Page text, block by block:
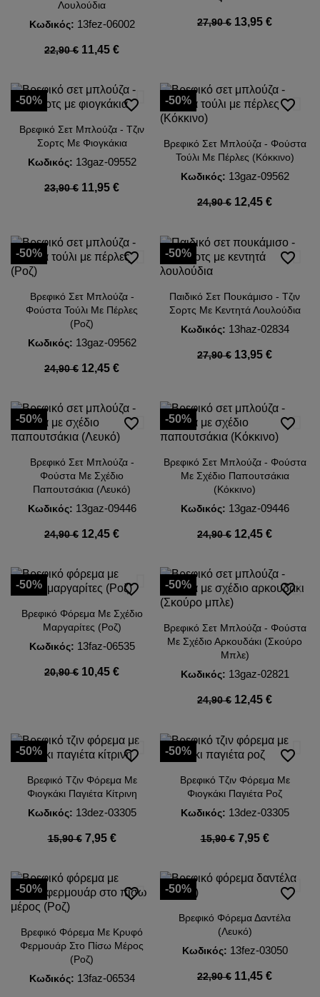
Λουλούδια
Κωδικός: 13fez-06002
22,90 € 11,45 €
27,90 € 13,95 €
Βρεφικό Σετ Μπλούζα - Τζιν
Σορτς Με Φιογκάκια
Κωδικός: 13gaz-09552
23,90 € 11,95 €
-50% favorite_border
Βρεφικό Σετ Μπλούζα - Φούστα
Τούλι Με Πέρλες (Κόκκινο)
Κωδικός: 13gaz-09562
24,90 € 12,45 €
-50% favorite_border
Βρεφικό Σετ Μπλούζα -
Φούστα Τούλι Με Πέρλες
(Ροζ)
Κωδικός: 13gaz-09562
24,90 € 12,45 €
-50% favorite_border
Παιδικό Σετ Πουκάμισο - Τζιν
Σορτς Με Κεντητά Λουλούδια
Κωδικός: 13haz-02834
27,90 € 13,95 €
-50% favorite_border
Βρεφικό Σετ Μπλούζα -
Φούστα Με Σχέδιο
Παπουτσάκια (Λευκό)
Κωδικός: 13gaz-09446
24,90 € 12,45 €
-50% favorite_border
Βρεφικό Σετ Μπλούζα - Φούστα
Με Σχέδιο Παπουτσάκια
(Κόκκινο)
Κωδικός: 13gaz-09446
24,90 € 12,45 €
-50% favorite_border
Βρεφικό Φόρεμα Με Σχέδιο
Μαργαρίτες (Ροζ)
Κωδικός: 13faz-06535
20,90 € 10,45 €
-50% favorite_border
Βρεφικό Σετ Μπλούζα - Φούστα
Με Σχέδιο Αρκουδάκι (Σκούρο
Μπλε)
Κωδικός: 13gaz-02821
24,90 € 12,45 €
-50% favorite_border
Βρεφικό Τζιν Φόρεμα Με
Φιογκάκι Παγιέτα Κίτρινη
Κωδικός: 13dez-03305
15,90 € 7,95 €
-50% favorite_border
Βρεφικό Τζιν Φόρεμα Με
Φιογκάκι Παγιέτα Ροζ
Κωδικός: 13dez-03305
15,90 € 7,95 €
-50% favorite_border
Βρεφικό Φόρεμα Με Κρυφό
Φερμουάρ Στο Πίσω Μέρος
(Ροζ)
Κωδικός: 13faz-06534
-50% favorite_border
Βρεφικό Φόρεμα Δαντέλα
(Λευκό)
Κωδικός: 13fez-03050
22,90 € 11,45 €
-50% favorite_border